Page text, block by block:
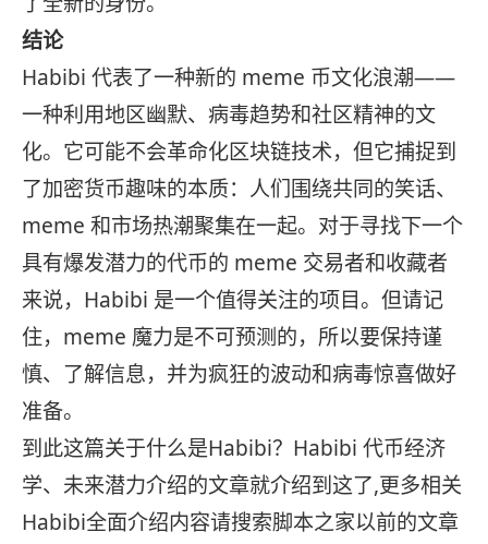
结论
Habibi 代表了一种新的 meme 币文化浪潮——
一种利用地区幽默、病毒趋势和社区精神的文
化。它可能不会革命化区块链技术，但它捕捉到
了加密货币趣味的本质：人们围绕共同的笑话、
meme 和市场热潮聚集在一起。对于寻找下一个
具有爆发潜力的代币的 meme 交易者和收藏者
来说，Habibi 是一个值得关注的项目。但请记
住，meme 魔力是不可预测的，所以要保持谨
慎、了解信息，并为疯狂的波动和病毒惊喜做好
准备。
到此这篇关于什么是Habibi？Habibi 代币经济
学、未来潜力介绍的文章就介绍到这了,更多相关
Habibi全面介绍内容请搜索脚本之家以前的文章